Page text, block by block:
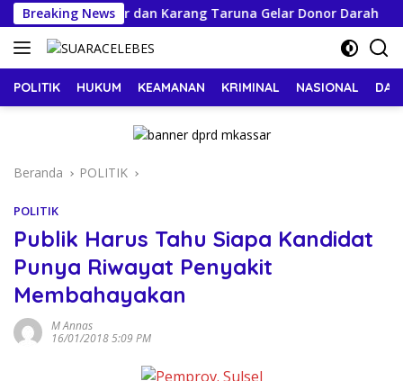
Langsung
ke
konten
Breaking News
Makassar dan Karang Taruna Gelar Donor Darah
POLITIK HUKUM KEAMANAN KRIMINAL NASIONAL
Beranda POLITIK
POLITIK
Publik Harus Tahu Siapa Kandidat
Punya Riwayat Penyakit
Membahayakan
M Annas
16/01/2018 5:09 PM